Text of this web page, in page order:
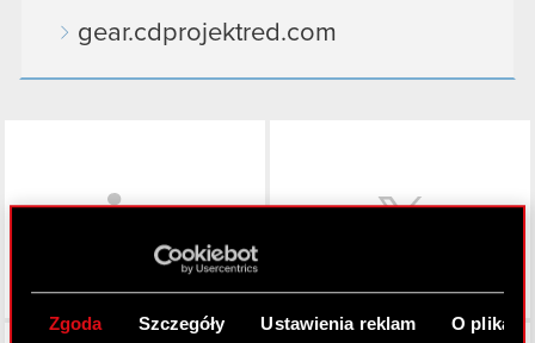
Zgoda Szczegóły Ustawienia reklam O
gear.cdprojektred.com